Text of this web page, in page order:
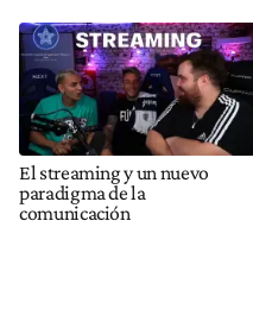
El streaming y un nuevo
paradigma de la
comunicación